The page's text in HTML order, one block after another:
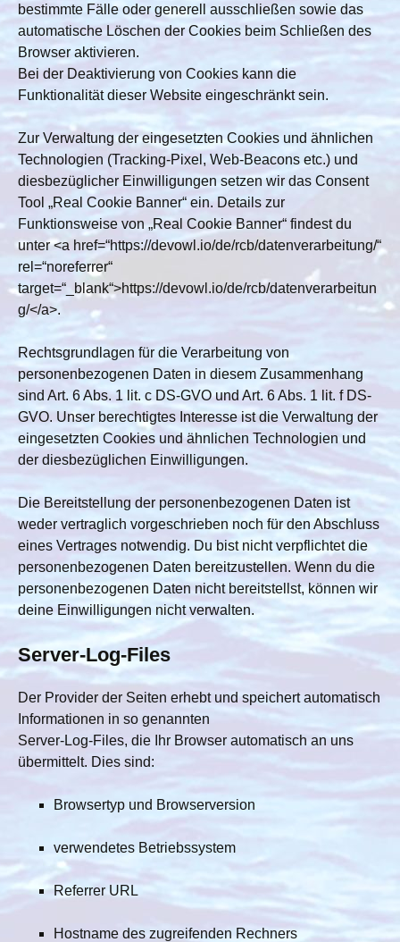
bestimmte Fälle oder generell ausschließen sowie das
automatische Löschen der Cookies beim Schließen des
Browser aktivieren.
Bei der Deaktivierung von Cookies kann die
Funktionalität dieser Website eingeschränkt sein.
Zur Verwaltung der eingesetzten Cookies und ähnlichen
Technologien (Tracking-Pixel, Web-Beacons etc.) und
diesbezüglicher Einwilligungen setzen wir das Consent
Tool „Real Cookie Banner“ ein. Details zur
Funktionsweise von „Real Cookie Banner“ findest du
unter <a href=“https://devowl.io/de/rcb/datenverarbeitung/“
rel=“noreferrer“
target=“_blank“>https://devowl.io/de/rcb/datenverarbeitun
g/</a>.
Rechtsgrundlagen für die Verarbeitung von
personenbezogenen Daten in diesem Zusammenhang
sind Art. 6 Abs. 1 lit. c DS-GVO und Art. 6 Abs. 1 lit. f DS-
GVO. Unser berechtigtes Interesse ist die Verwaltung der
eingesetzten Cookies und ähnlichen Technologien und
der diesbezüglichen Einwilligungen.
Die Bereitstellung der personenbezogenen Daten ist
weder vertraglich vorgeschrieben noch für den Abschluss
eines Vertrages notwendig. Du bist nicht verpflichtet die
personenbezogenen Daten bereitzustellen. Wenn du die
personenbezogenen Daten nicht bereitstellst, können wir
deine Einwilligungen nicht verwalten.
Server-Log-Files
Der Provider der Seiten erhebt und speichert automatisch
Informationen in so genannten
Server-Log-Files, die Ihr Browser automatisch an uns
übermittelt. Dies sind:
Browsertyp und Browserversion
verwendetes Betriebssystem
Referrer URL
Hostname des zugreifenden Rechners